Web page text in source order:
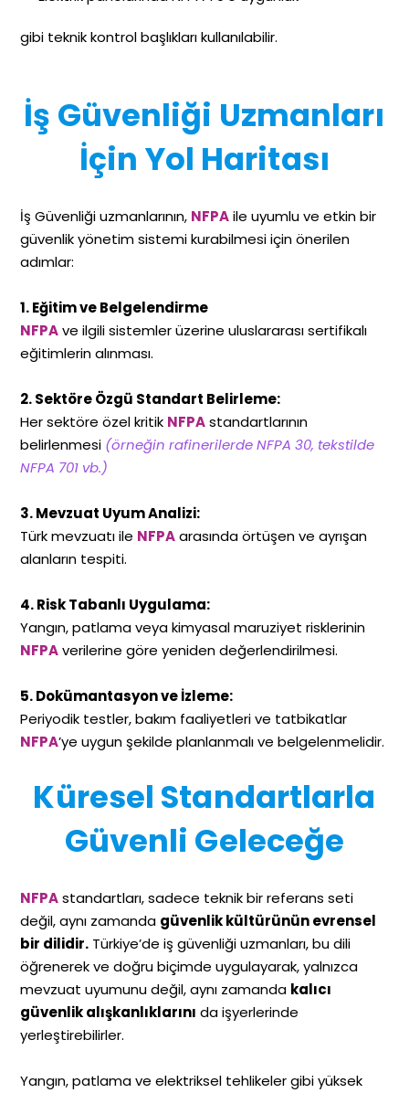
gibi teknik kontrol başlıkları kullanılabilir.
İş Güvenliği Uzmanları
İçin Yol Haritası
İş Güvenliği uzmanlarının, NFPAile uyumlu ve etkin bir
güvenlik yönetim sistemi kurabilmesi için önerilen
adımlar:
1. Eğitim ve Belgelendirme
NFPAve ilgili sistemler üzerine uluslararası sertifikalı
eğitimlerin alınması.
2. Sektöre Özgü Standart Belirleme:
Her sektöre özel kritik NFPAstandartlarının
belirlenmesi (örneğin rafinerilerde NFPA 30, tekstilde
NFPA 701 vb.)
3. Mevzuat Uyum Analizi:
Türk mevzuatı ile NFPAarasında örtüşen ve ayrışan
alanların tespiti.
4. Risk Tabanlı Uygulama:
Yangın, patlama veya kimyasal maruziyet risklerinin
NFPAverilerine göre yeniden değerlendirilmesi.
5. Dokümantasyon ve İzleme:
Periyodik testler, bakım faaliyetleri ve tatbikatlar
NFPA’ye uygun şekilde planlanmalı ve belgelenmelidir.
Küresel Standartlarla
Güvenli Geleceğe
NFPAstandartları, sadece teknik bir referans seti
değil, aynı zamanda güvenlik kültürünün evrensel
bir dilidir. Türkiye’de iş güvenliği uzmanları, bu dili
öğrenerek ve doğru biçimde uygulayarak, yalnızca
mevzuat uyumunu değil, aynı zamanda kalıcı
güvenlik alışkanlıklarını da işyerlerinde
yerleştirebilirler.
Yangın, patlama ve elektriksel tehlikeler gibi yüksek